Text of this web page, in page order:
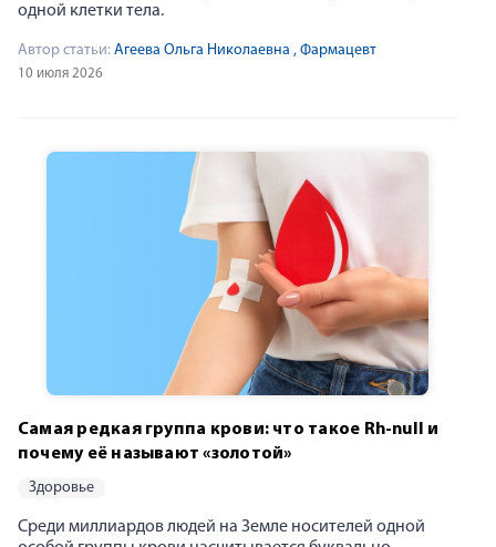
одной клетки тела.
Автор статьи: Агеева Ольга Николаевна , Фармацевт
10 июля 2026
Самая редкая группа крови: что такое Rh-null и
почему её называют «золотой»
здоровье
Среди миллиардов людей на Земле носителей одной